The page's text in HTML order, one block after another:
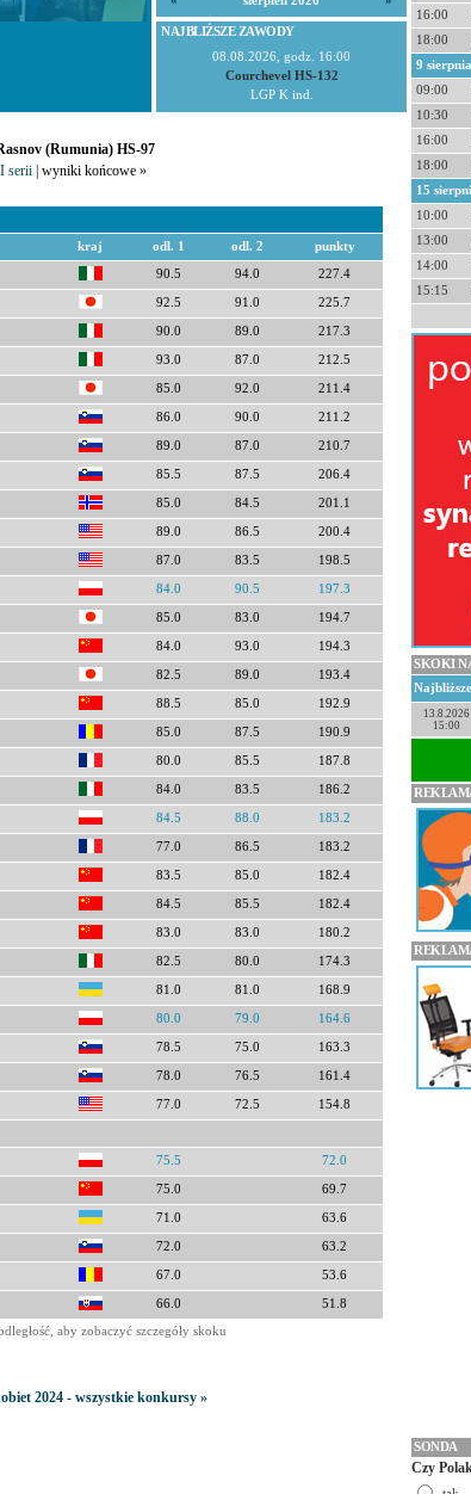
NAJBLIŻSZE ZAWODY
08.08.2026, godz. 16:00
Courchevel HS-132
LGP K ind.
(Rumunia) HS-97
serii| wyniki końcowe »
kraj odl. 1 odl. 2 punkty
90.5 94.0 227.4
92.5 91.0 225.7
90.0 89.0 217.3
93.0 87.0 212.5
85.0 92.0 211.4
86.0 90.0 211.2
89.0 87.0 210.7
85.5 87.5 206.4
85.0 84.5 201.1
89.0 86.5 200.4
87.0 83.5 198.5
84.0 90.5 197.3
85.0 83.0 194.7
84.0 93.0 194.3
82.5 89.0 193.4
88.5 85.0 192.9
85.0 87.5 190.9
80.0 85.5 187.8
84.0 83.5 186.2
84.5 88.0 183.2
77.0 86.5 183.2
83.5 85.0 182.4
84.5 85.5 182.4
83.0 83.0 180.2
82.5 80.0 174.3
81.0 81.0 168.9
80.0 79.0 164.6
78.5 75.0 163.3
78.0 76.5 161.4
77.0 72.5 154.8
75.5 72.0
75.0 69.7
71.0 63.6
72.0 63.2
67.0 53.6
66.0 51.8
aby zobaczyć szczegóły skoku
2024 - wszystkie konkursy »
16:00
18:00
9
09:00
10:30
16:00
18:00
15
10:00
13:00
14:00
15:15
SKOKI
13.8.2026
15:00
SONDA
Czy